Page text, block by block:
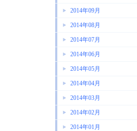
2014年09月
2014年08月
2014年07月
2014年06月
2014年05月
2014年04月
2014年03月
2014年02月
2014年01月